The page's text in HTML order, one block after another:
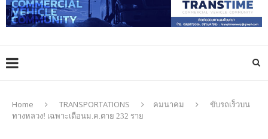
Home TRANSPORTATIONS คมนาคม
ขับรถเร็วบน
ทางหลวง! เฉพาะเดือนม.ค.ตาย 232 ราย